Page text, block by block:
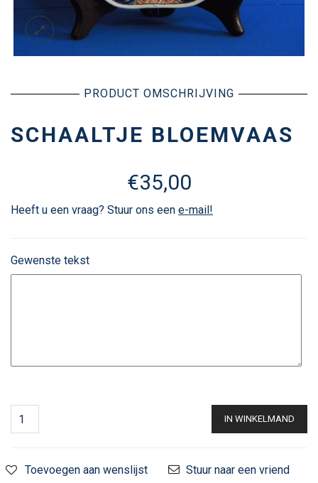
PRODUCT OMSCHRIJVING
SCHAALTJE BLOEMVAAS
€35,00
Heeft u een vraag? Stuur ons een e-mail!
Gewenste tekst
IN WINKELMAND
Toevoegen aan wenslijst Stuur naar een vriend